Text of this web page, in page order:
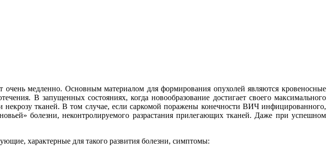
медленно. Основным материалом для формирования опухолей являются кровеносные
В запущенных состояниях, когда новообразование достигает своего максимального
тканей. В том случае, если саркомой поражены конечности ВИЧ инфицированного,
болезни, неконтролируемого разрастания прилегающих тканей. Даже при успешном
характерные для такого развития болезни, симптомы: